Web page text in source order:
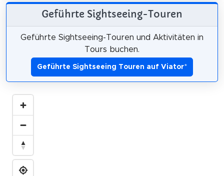
Geführte Sightseeing-Touren
Geführte Sightseeing-Touren und Aktivitäten in
Tours buchen.
Geführte Sightseeing Touren auf Viator*